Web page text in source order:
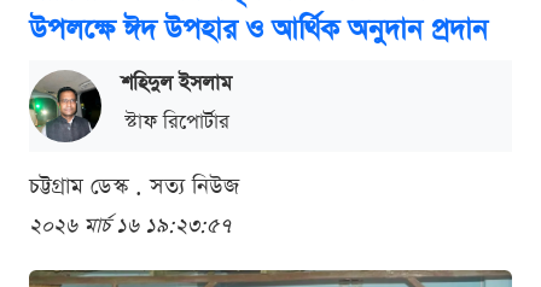
উপলক্ষে ঈদ উপহার ও আর্থিক অনুদান প্রদান
শ‌হিদুল ইসলাম
স্টাফ রিপোর্টার
চট্টগ্রাম ডেস্ক . সত্য নিউজ
২০২৬ মার্চ ১৬ ১৯:২৩:৫৭